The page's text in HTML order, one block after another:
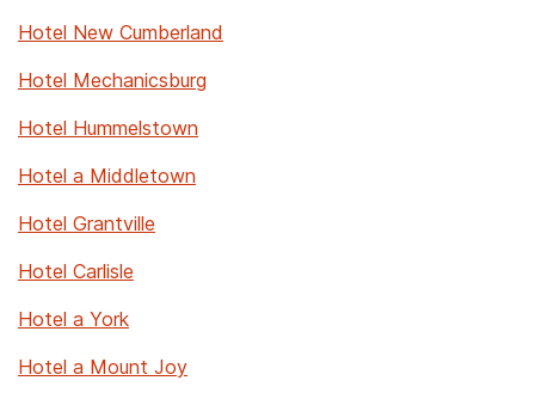
Hotel New Cumberland
Hotel Mechanicsburg
Hotel Hummelstown
Hotel a Middletown
Hotel Grantville
Hotel Carlisle
Hotel a York
Hotel a Mount Joy